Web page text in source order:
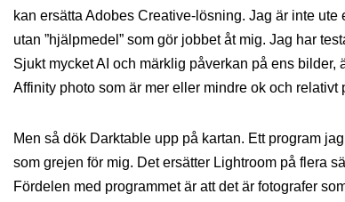
kan ersätta Adobes Creative-lösning. Jag är inte
utan ”hjälpmedel” som gör jobbet åt mig. Jag har
Sjukt mycket AI och märklig påverkan på ens
Affinity photo som är mer eller mindre ok och relativt
Men så dök Darktable upp på kartan. Ett program
som grejen för mig. Det ersätter Lightroom på flera
Fördelen med programmet är att det är fotografer